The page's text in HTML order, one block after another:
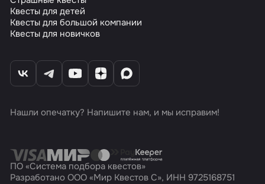
Квесты для детей
Квесты для большой компании
Квесты для новичков
Нашли опечатку? Напишите нам, и мы исправим!
ПО «Система подбора квестов»
Разработано ООО «Мир Квестов С», ИНН 9725168751